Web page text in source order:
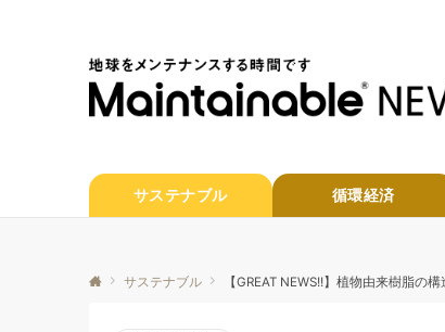
サステナブル 循環経済
サステナブル 【GREAT NEWS!!】植物由来樹脂の